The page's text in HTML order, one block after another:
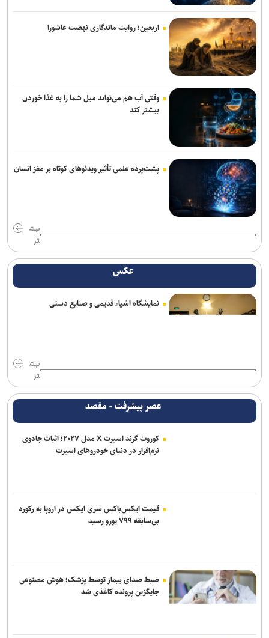
اقدام قابل توجه اسلامی در مورد طلبش از ذوب آهن و نگاه ویژه به تیم
های پایه
برزگر: همای سعادت روی دوش تارتار نشسته است/ عیار واقعی پرسپولیس
از هفته پنجم به بعد مشخص می‌شود
دوری ۴ هفته ای مهران احمدی از تمرین و بازی های استقلال
کامیانی: درخواست میزبانی لیگ قهرمانان فوتسال را می‌دهیم
وزیر ورزش وارد آذربایجان شد
پرچم رقیب بالا رفت و اتفاقی نیفتاد؛ حضور در قهرمانی کشتی جهان با
بادیگارد!
مدافع جوان آلومینیوم نزدیک به سپاهان
توافق دنیامالی و همتای آذربایجانی برای گسترش همکاری‌های ورزش و
جوانان ایران و جمهوری آذربایجان
پشت‌پرده بند فسخ قرارداد ۱۰۰ میلیونی استقلال و رضاییان
موضع جدید نساجی درباره ایری و طاهری
پایان شایعات در مورد جدایی؛ بیفوما در پرسپولیس ماندنی شد
استعلام استقلال از فیفا در مورد جذب بازیکن آزاد و پنجره تیم بانوان
اربعین؛ روایت ماندگاری نهضت عاشورا
وقتی آب هم می‌تواند میل شما را به غذا خوردن
بیشتر کند
پشت‌پرده علمی تأثیر ویدئو‌های کوتاه بر مغز انسان
بیش
تر
عکس
نمایشگاه اشیاء قدیمی و صنایع دستی
بیش
تر
عصر پیشرفت - مقصد
کوروت گرند اسپرت X مدل ۲۰۲۷؛ اثبات جادوی
نرم‌افزار در دنیای خودروهای اسپرت
قیمت ایکس‌باکس سری ایکس در اروپا به رکورد
بی‌سابقه ۷۹۹ یورو رسید
ضبط صدای بیمار توسط پزشک؛ هوش مصنوعی
جایگزین پرونده کاغذی شد